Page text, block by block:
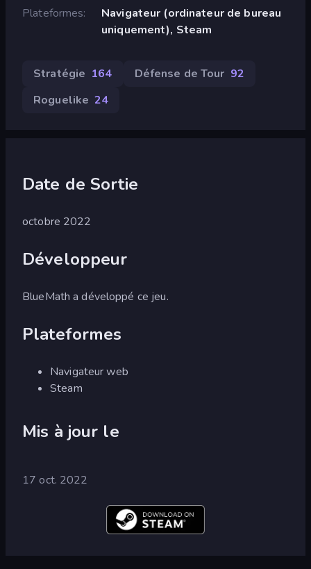
Plateformes
Navigateur (ordinateur de bureau
uniquement), Steam
Stratégie 164 Défense de Tour 92
Roguelike 24
Date de Sortie
octobre 2022
Développeur
BlueMath a développé ce jeu.
Plateformes
Navigateur web
Steam
Mis à jour le
17 oct. 2022